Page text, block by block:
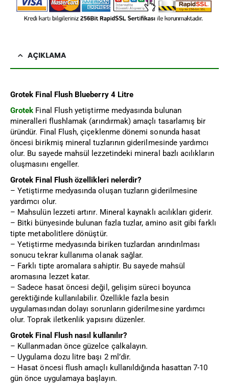
AÇIKLAMA
Grotek Final Flush Blueberry 4 Litre
Grotek Final Flush yetiştirme medyasında bulunan
mineralleri flushlamak (arındırmak) amaçlı tasarlamış bir
üründür. Final Flush, çiçeklenme dönemi sonunda hasat
öncesi birikmiş mineral tuzlarının giderilmesinde yardımcı
olur. Bu sayede mahsül lezzetindeki mineral bazlı acılıkların
oluşmasını engeller.
Grotek Final Flush özellikleri nelerdir?
– Yetiştirme medyasında oluşan tuzların giderilmesine
yardımcı olur.
– Mahsulün lezzeti artırır. Mineral kaynaklı acılıkları giderir.
– Bitki bünyesinde bulunan fazla tuzlar, amino asit gibi farklı
tipte metabolitlere dönüştür.
– Yetiştirme medyasında biriken tuzlardan arındırılması
sonucu tekrar kullanıma olanak sağlar.
– Farklı tipte aromalara sahiptir. Bu sayede mahsül
aromasına lezzet katar.
– Sadece hasat öncesi değil, gelişim süreci boyunca
gerektiğinde kullanılabilir. Özellikle fazla besin
uygulamasından dolayı sorunların giderilmesine yardımcı
olur. Toprak iletkenlik yapısını düzenler.
Grotek Final Flush nasıl kullanılır?
– Kullanmadan önce güzelce çalkalayın.
– Uygulama dozu litre başı 2 ml’dir.
– Hasat öncesi flush amaçlı kullanıldığında hasattan 7-10
gün önce uygulamaya başlayın.